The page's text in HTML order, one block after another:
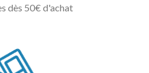
dès 50€ d'achat